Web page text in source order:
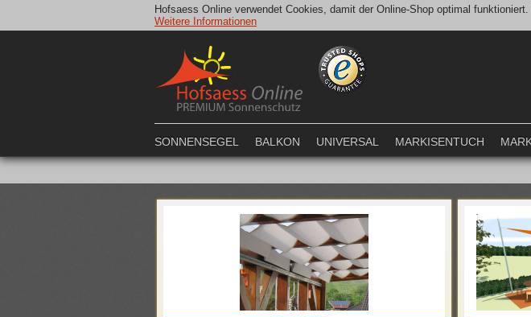
Hofsaess Online verwendet Cookies, damit der Online-Shop optimal
Weitere Informationen
SONNENSEGEL BALKON UNIVERSAL MARKISENTUCH